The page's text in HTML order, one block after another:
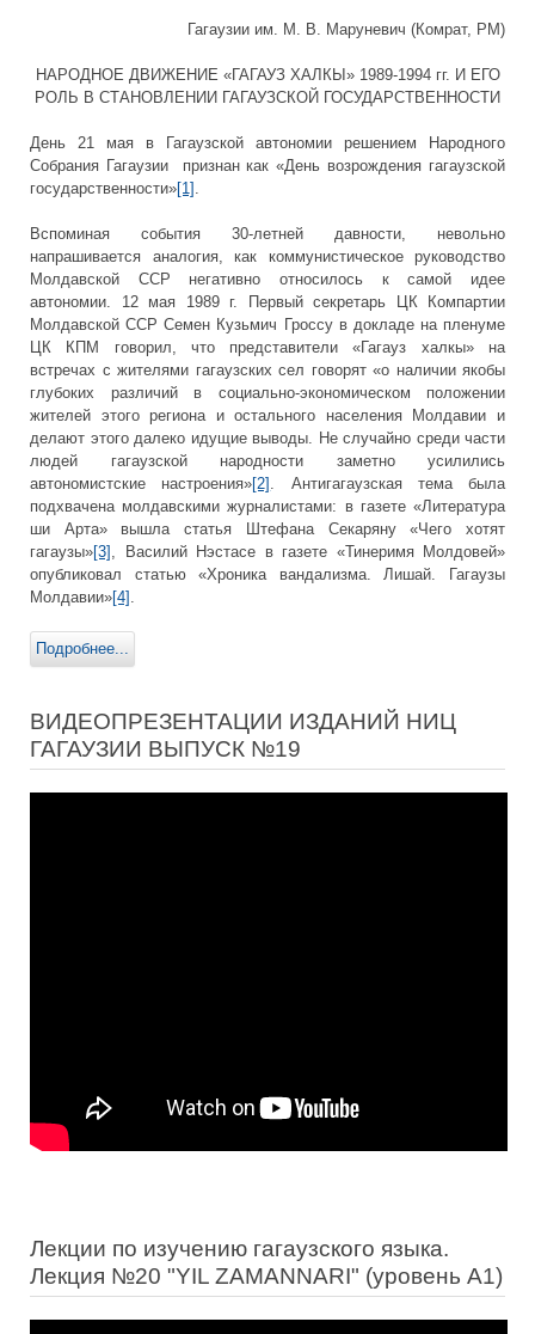
Гагаузии им. М. В. Маруневич (Комрат, РМ)
НАРОДНОЕ ДВИЖЕНИЕ «ГАГАУЗ ХАЛКЫ» 1989-1994 гг. И ЕГО
РОЛЬ В СТАНОВЛЕНИИ ГАГАУЗСКОЙ ГОСУДАРСТВЕННОСТИ
День 21 мая в Гагаузской автономии решением Народного
Собрания Гагаузии признан как «День возрождения гагаузской
государственности»[1] .
Вспоминая события 30-летней давности, невольно
напрашивается аналогия, как коммунистическое руководство
Молдавской ССР негативно относилось к самой идее
автономии. 12 мая 1989 г. Первый секретарь ЦК Компартии
Молдавской ССР Семен Кузьмич Гроссу в докладе на пленуме
ЦК КПМ говорил, что представители «Гагауз халкы» на
встречах с жителями гагаузских сел говорят «о наличии якобы
глубоких различий в социально-экономическом положении
жителей этого региона и остального населения Молдавии и
делают этого далеко идущие выводы. Не случайно среди части
людей гагаузской народности заметно усилились
автономистские настроения»[2] . Антигагаузская тема была
подхвачена молдавскими журналистами: в газете «Литература
ши Арта» вышла статья Штефана Секаряну «Чего хотят
гагаузы»[3] , Василий Нэстасе в газете «Тинеримя Молдовей»
опубликовал статью «Хроника вандализма. Лишай. Гагаузы
Молдавии»[4] .
Подробнее...
ВИДЕОПРЕЗЕНТАЦИИ ИЗДАНИЙ НИЦ
ГАГАУЗИИ ВЫПУСК №19
Лекции по изучению гагаузского языка.
Лекция №20 "YIL ZAMANNARI" (уровень А1)